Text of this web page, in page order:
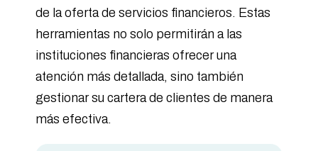
de la oferta de servicios financieros. Estas
herramientas no solo permitirán a las
instituciones financieras ofrecer una
atención más detallada, sino también
gestionar su cartera de clientes de manera
más efectiva.